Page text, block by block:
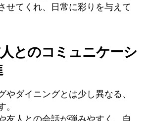
せてくれ、日常に彩りを与えて
とのコミュニケーシ
やダイニングとは少し異なる、
。
友人との会話が弾みやすく、自